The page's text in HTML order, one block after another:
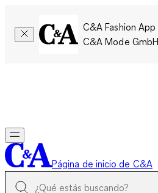
C&A Fashion App
C&A Mode
Página de inicio de C&A